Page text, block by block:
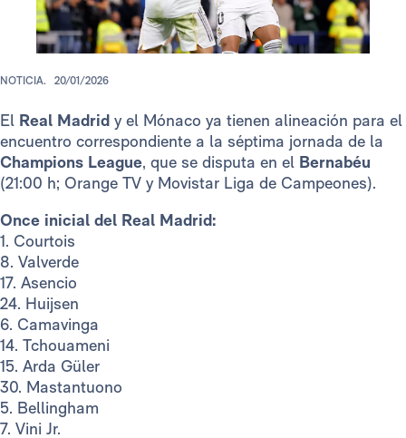
NOTICIA. 20/01/2026
El Real Madrid y el Mónaco ya tienen alineación para el
encuentro correspondiente a la séptima jornada de la
Champions League, que se disputa en el Bernabéu
(21:00 h; Orange TV y Movistar Liga de Campeones).
Once inicial del Real Madrid:
1. Courtois
8. Valverde
17. Asencio
24. Huijsen
6. Camavinga
14. Tchouameni
15. Arda Güler
30. Mastantuono
5. Bellingham
7. Vini Jr.